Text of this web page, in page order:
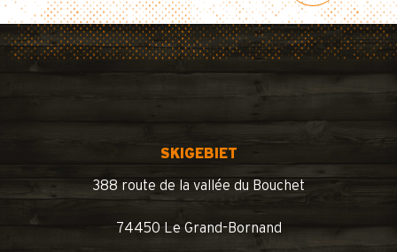
SKIGEBIET
388 route de la vallée du Bouchet
74450 Le Grand-Bornand